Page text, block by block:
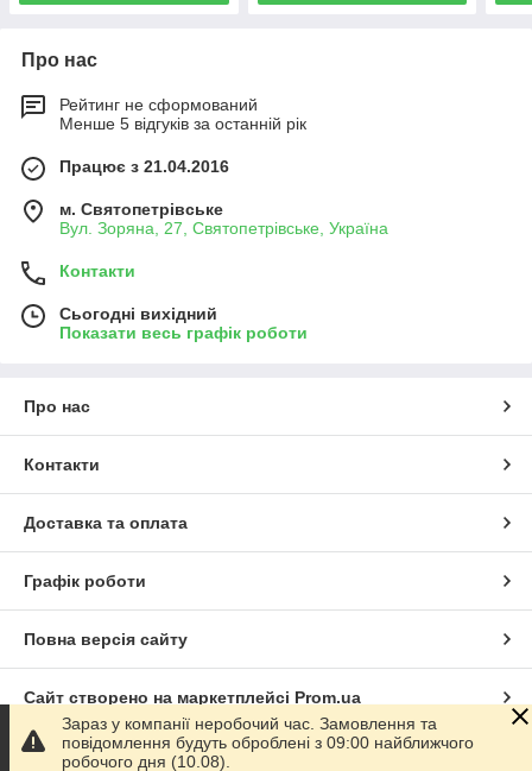
Про нас
Рейтинг не сформований
Менше 5 відгуків за останній рік
Працює з 21.04.2016
м. Святопетрівське
Вул. Зоряна, 27, Святопетрівське, Україна
Контакти
Сьогодні вихідний
Показати весь графік роботи
Про нас
Контакти
Доставка та оплата
Графік роботи
Повна версія сайту
Сайт створено на маркетплейсі Prom.ua
Політика конфіденційності
Зараз у компанії неробочий час. Замовлення та
повідомлення будуть оброблені з 09:00 найближчого
робочого дня (10.08).